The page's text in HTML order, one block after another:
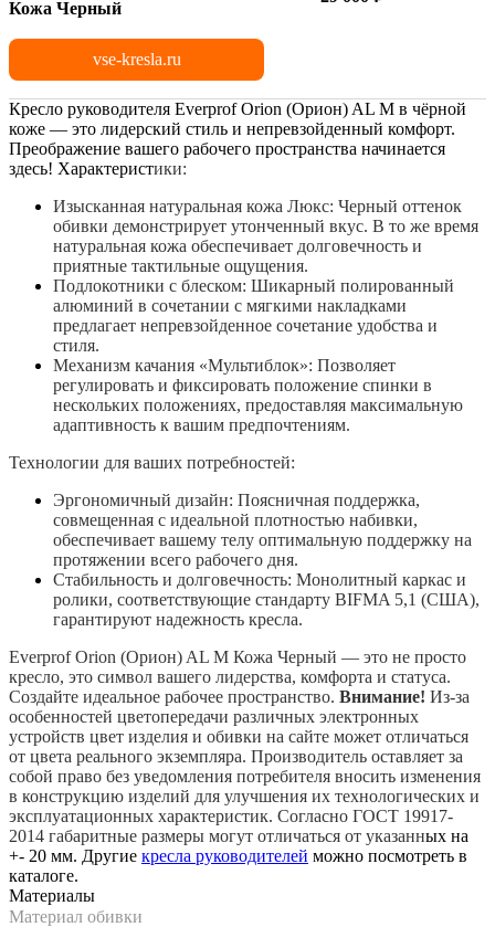
Кожа Черный
vse-kresla.ru
Кресло руководителя Everprof Orion (Орион) AL M в чёрной
коже — это лидерский стиль и непревзойденный комфорт.
Преображение вашего рабочего пространства начинается
здесь! Характеристики:
Изысканная натуральная кожа Люкс: Черный оттенок
обивки демонстрирует утонченный вкус. В то же время
натуральная кожа обеспечивает долговечность и
приятные тактильные ощущения.
Подлокотники с блеском: Шикарный полированный
алюминий в сочетании с мягкими накладками
предлагает непревзойденное сочетание удобства и
стиля.
Механизм качания «Мультиблок»: Позволяет
регулировать и фиксировать положение спинки в
нескольких положениях, предоставляя максимальную
адаптивность к вашим предпочтениям.
Технологии для ваших потребностей:
Эргономичный дизайн: Поясничная поддержка,
совмещенная с идеальной плотностью набивки,
обеспечивает вашему телу оптимальную поддержку на
протяжении всего рабочего дня.
Стабильность и долговечность: Монолитный каркас и
ролики, соответствующие стандарту BIFMA 5,1 (США),
гарантируют надежность кресла.
Everprof Orion (Орион) AL M Кожа Черный — это не просто
кресло, это символ вашего лидерства, комфорта и статуса.
Создайте идеальное рабочее пространство. Внимание! Из-за
особенностей цветопередачи различных электронных
устройств цвет изделия и обивки на сайте может отличаться
от цвета реального экземпляра. Производитель оставляет за
собой право без уведомления потребителя вносить изменения
в конструкцию изделий для улучшения их технологических и
эксплуатационных характеристик. Согласно ГОСТ 19917-
2014 габаритные размеры могут отличаться от указанных на
+- 20 мм. Другие кресла руководителей можно посмотреть в
каталоге.
Материалы
Материал обивки